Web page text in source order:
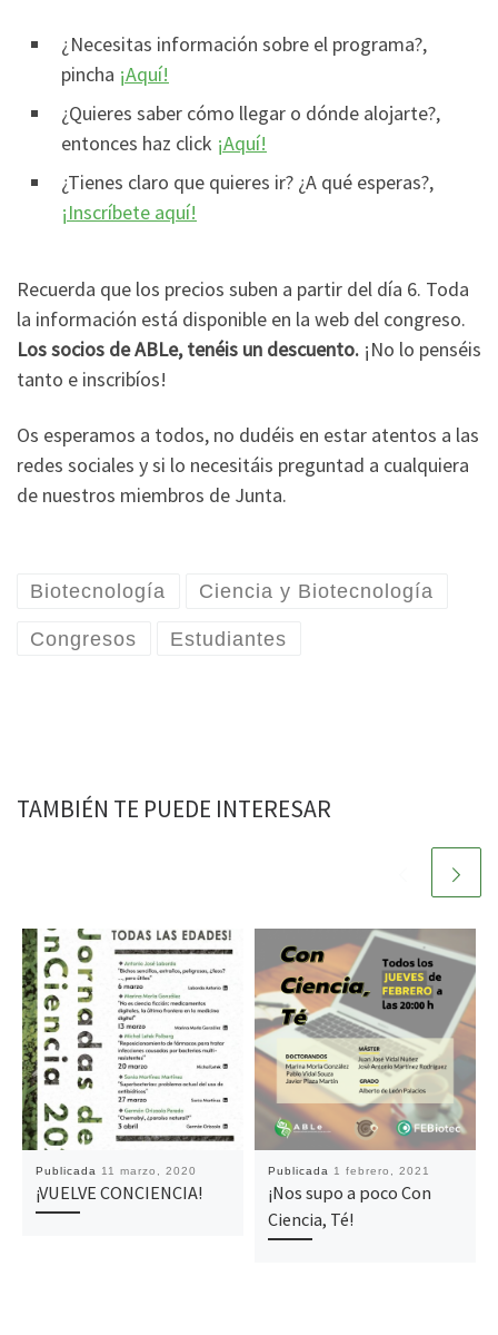
¿Necesitas información sobre el programa?,
pincha ¡Aquí!
¿Quieres saber cómo llegar o dónde alojarte?,
entonces haz click ¡Aquí!
¿Tienes claro que quieres ir? ¿A qué esperas?,
¡Inscríbete aquí!
Recuerda que los precios suben a partir del día 6. Toda
la información está disponible en la web del congreso.
Los socios de ABLe, tenéis un descuento. ¡No lo penséis
tanto e inscribíos!
Os esperamos a todos, no dudéis en estar atentos a las
redes sociales y si lo necesitáis preguntad a cualquiera
de nuestros miembros de Junta.
Biotecnología Ciencia y Biotecnología
Congresos Estudiantes
TAMBIÉN TE PUEDE INTERESAR
Publicada 11 marzo, 2020
¡VUELVE CONCIENCIA!
Publicada 1 febrero, 2021
¡Nos supo a poco Con
Ciencia, Té!